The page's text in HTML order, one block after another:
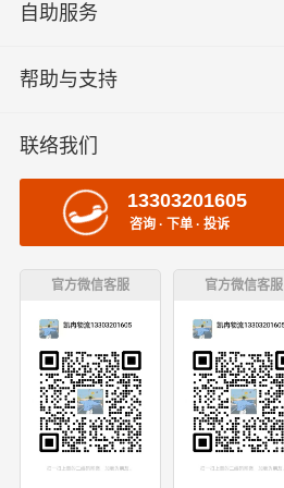
自助服务
帮助与支持
联络我们
13303201605
咨询 · 下单 · 投诉
官方微信客服 官方微信客服